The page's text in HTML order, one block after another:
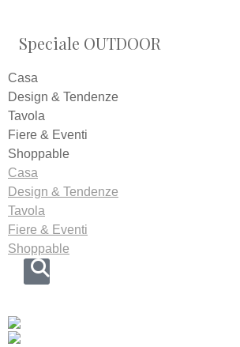
Speciale OUTDOOR
Casa
Design & Tendenze
Tavola
Fiere & Eventi
Shoppable
Casa
Design & Tendenze
Tavola
Fiere & Eventi
Shoppable